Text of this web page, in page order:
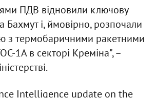
ПДВ відновили ключову
Бахмут і, ймовірно, розпочали
з термобаричними ракетними
1А в секторі Креміна", –
Intelligence update on the